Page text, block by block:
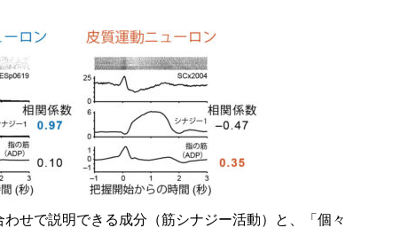
せで説明できる成分（筋シナジー活動）と、「個々